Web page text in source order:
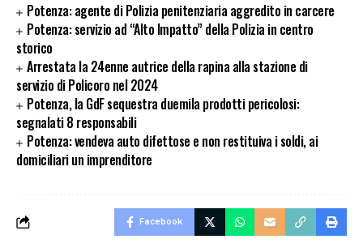
Potenza: agente di Polizia penitenziaria aggredito in carcere
Potenza: servizio ad “Alto Impatto” della Polizia in centro
storico
Arrestata la 24enne autrice della rapina alla stazione di
servizio di Policoro nel 2024
Potenza, la GdF sequestra duemila prodotti pericolosi:
segnalati 8 responsabili
Potenza: vendeva auto difettose e non restituiva i soldi, ai
domiciliari un imprenditore
Facebook